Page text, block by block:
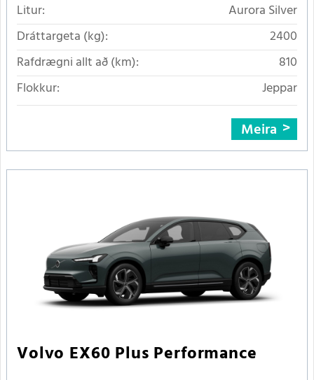
Litur:
Aurora Silver
Dráttargeta (kg):
2400
Rafdrægni allt að (km):
810
Flokkur:
Jeppar
Meira
Volvo EX60 Plus Performance